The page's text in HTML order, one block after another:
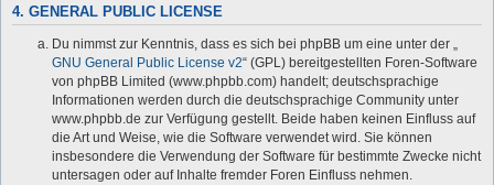
4. GENERAL PUBLIC LICENSE
Du nimmst zur Kenntnis, dass es sich bei phpBB um eine unter der „
GNU General Public License v2“ (GPL) bereitgestellten Foren-Software
von phpBB Limited (www.phpbb.com) handelt; deutschsprachige
Informationen werden durch die deutschsprachige Community unter
www.phpbb.de zur Verfügung gestellt. Beide haben keinen Einfluss auf
die Art und Weise, wie die Software verwendet wird. Sie können
insbesondere die Verwendung der Software für bestimmte Zwecke nicht
untersagen oder auf Inhalte fremder Foren Einfluss nehmen.